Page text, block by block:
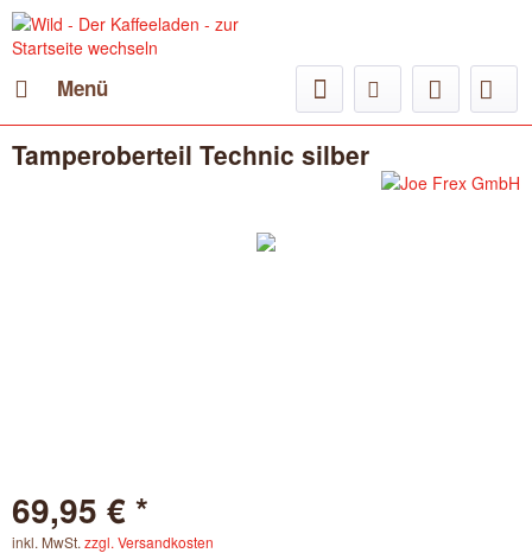
Menü
Tamperoberteil Technic silber
69,95 € *
inkl. MwSt. zzgl. Versandkosten